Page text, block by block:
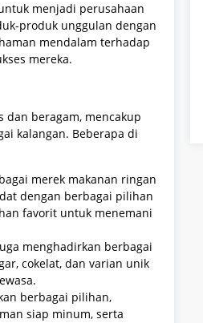
menjadi perusahaan
produk unggulan dengan
mendalam terhadap
mereka.
dan beragam, mencakup
kalangan. Beberapa di
merek makanan ringan
dengan berbagai pilihan
favorit untuk menemani
menghadirkan berbagai
cokelat, dan varian unik
berbagai pilihan,
siap minum, serta